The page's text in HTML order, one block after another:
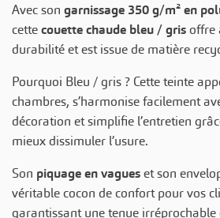
Avec son garnissage 350 g/m² en
cettecouette chaude bleu / grisoffre
durabilité et est issue de matière
Pourquoi Bleu / gris ? Cette teinte
chambres, s’harmonise facilement
décoration et simplifie l’entretien
mieux dissimuler l’usure.
Son piquage en vagueset son
véritable cocon de confort pour vos
garantissant une tenue irréprochable